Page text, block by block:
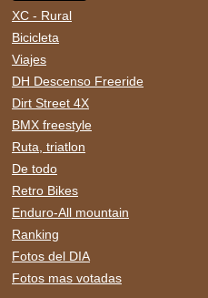
XC - Rural
Bicicleta
Viajes
DH Descenso Freeride
Dirt Street 4X
BMX freestyle
Ruta, triatlon
De todo
Retro Bikes
Enduro-All mountain
Ranking
Fotos del DIA
Fotos mas votadas